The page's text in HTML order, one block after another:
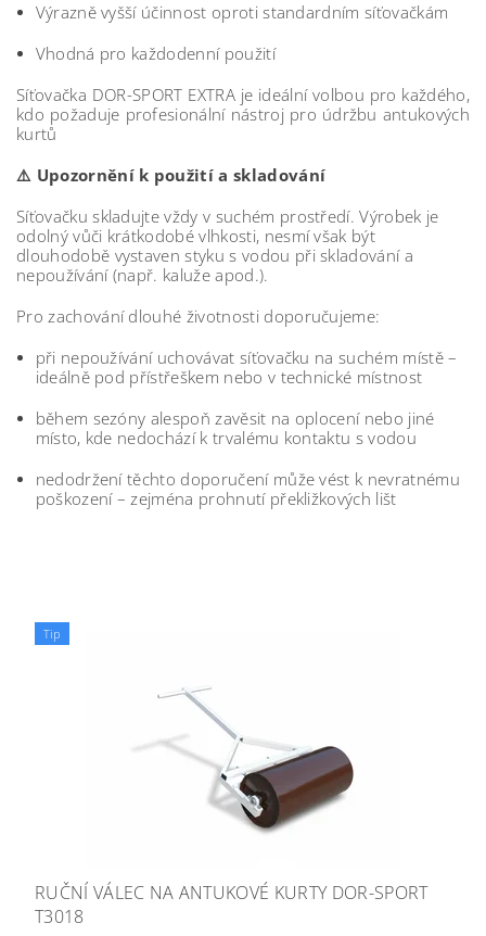
Výrazně vyšší účinnost oproti standardním síťovačkám
Vhodná pro každodenní použití
Síťovačka DOR-SPORT EXTRA je ideální volbou pro každého,
kdo požaduje profesionální nástroj pro údržbu antukových
kurtů
⚠️ Upozornění k použití a skladování
Síťovačku skladujte vždy v suchém prostředí. Výrobek je
odolný vůči krátkodobé vlhkosti, nesmí však být
dlouhodobě vystaven styku s vodou při skladování a
nepoužívání (např. kaluže apod.).
Pro zachování dlouhé životnosti doporučujeme:
při nepoužívání uchovávat síťovačku na suchém místě –
ideálně pod přístřeškem nebo v technické místnost
během sezóny alespoň zavěsit na oplocení nebo jiné
místo, kde nedochází k trvalému kontaktu s vodou
nedodržení těchto doporučení může vést k nevratnému
poškození– zejména prohnutí překližkových lišt
Tip
RUČNÍ VÁLEC NA ANTUKOVÉ KURTY DOR-SPORT
T3018